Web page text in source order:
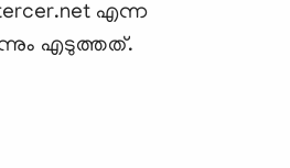
എന്ന
എടുത്തത്‌.